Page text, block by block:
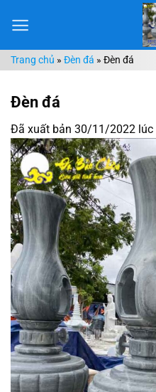
đến
dungTrang chủ » Đèn đá » Đèn đá
Đèn đá
Đã xuất bản 30/11/2022 lúc